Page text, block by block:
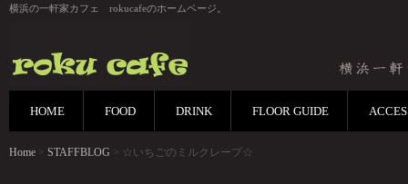
横浜の一軒家カフェ rokucafeのホームページ。
HOME FOOD DRINK FLOOR GUIDE
Home > STAFFBLOG > ☆いちごのミルクレープ☆